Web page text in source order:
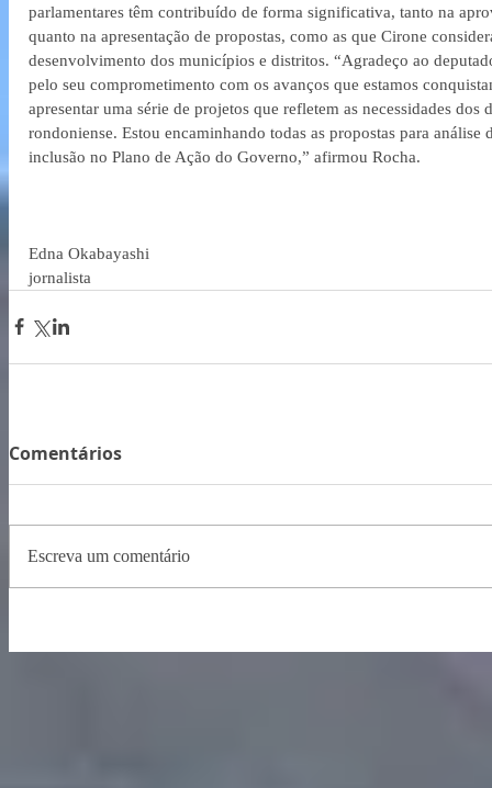
parlamentares têm contribuído de forma significativa, tanto na
quanto na apresentação de propostas, como as que Cirone
desenvolvimento dos municípios e distritos. “Agradeço ao
pelo seu comprometimento com os avanços que estamos
apresentar uma série de projetos que refletem as necessidades dos
rondoniense. Estou encaminhando todas as propostas para
inclusão no Plano de Ação do Governo,” afirmou Rocha.
Edna Okabayashi
jornalista
Comentários
Escreva um comentário